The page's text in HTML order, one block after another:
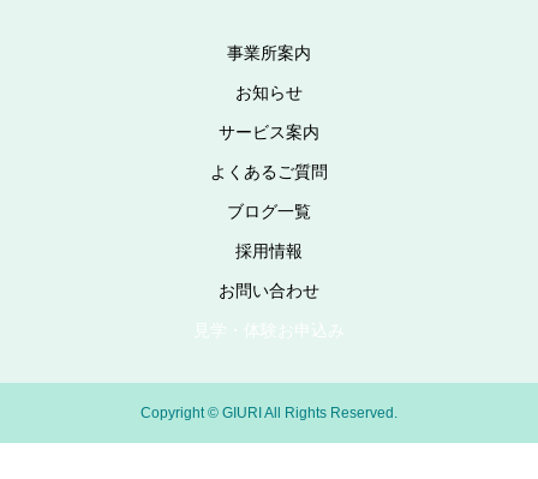
事業所案内
お知らせ
サービス案内
よくあるご質問
ブログ一覧
採用情報
お問い合わせ
見学・体験お申込み
Copyright © GIURI All Rights Reserved.